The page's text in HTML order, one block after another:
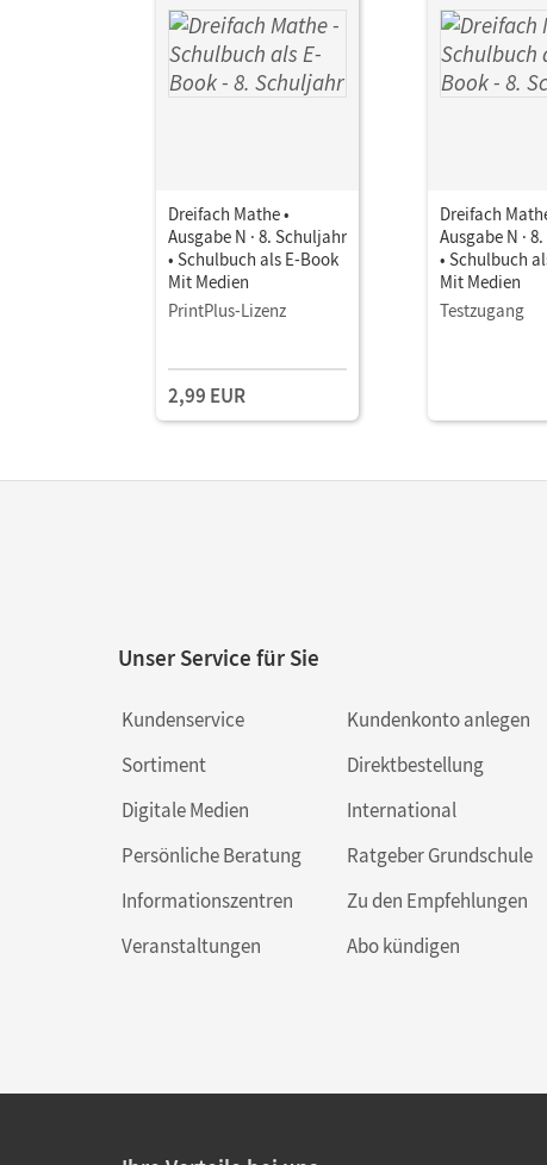
Dreifach Mathe •
Ausgabe N · 8. Schuljahr
• Schulbuch als E-Book
Mit Medien
PrintPlus-Lizenz
2,99 EUR
Dreifach
Ausgabe N ·
• Schulbuch
Mit Medien
Testzugang
Unser Service für Sie
Kundenservice
Sortiment
Digitale Medien
Persönliche Beratung
Informationszentren
Veranstaltungen
Kundenkonto anlegen
Direktbestellung
International
Ratgeber Grundschule
Zu den Empfehlungen
Abo kündigen